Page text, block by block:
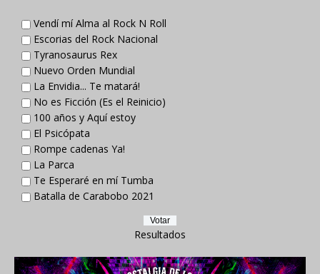
Vendí mí Alma al Rock N Roll
Escorias del Rock Nacional
Tyranosaurus Rex
Nuevo Orden Mundial
La Envidia... Te matará!
No es Ficción (Es el Reinicio)
100 años y Aquí estoy
El Psicópata
Rompe cadenas Ya!
La Parca
Te Esperaré en mí Tumba
Batalla de Carabobo 2021
Resultados